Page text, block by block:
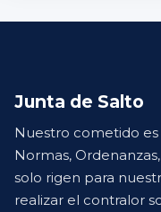
Junta de Salto
Nuestro cometido
Normas,
solo rigen para
realizar el contralor